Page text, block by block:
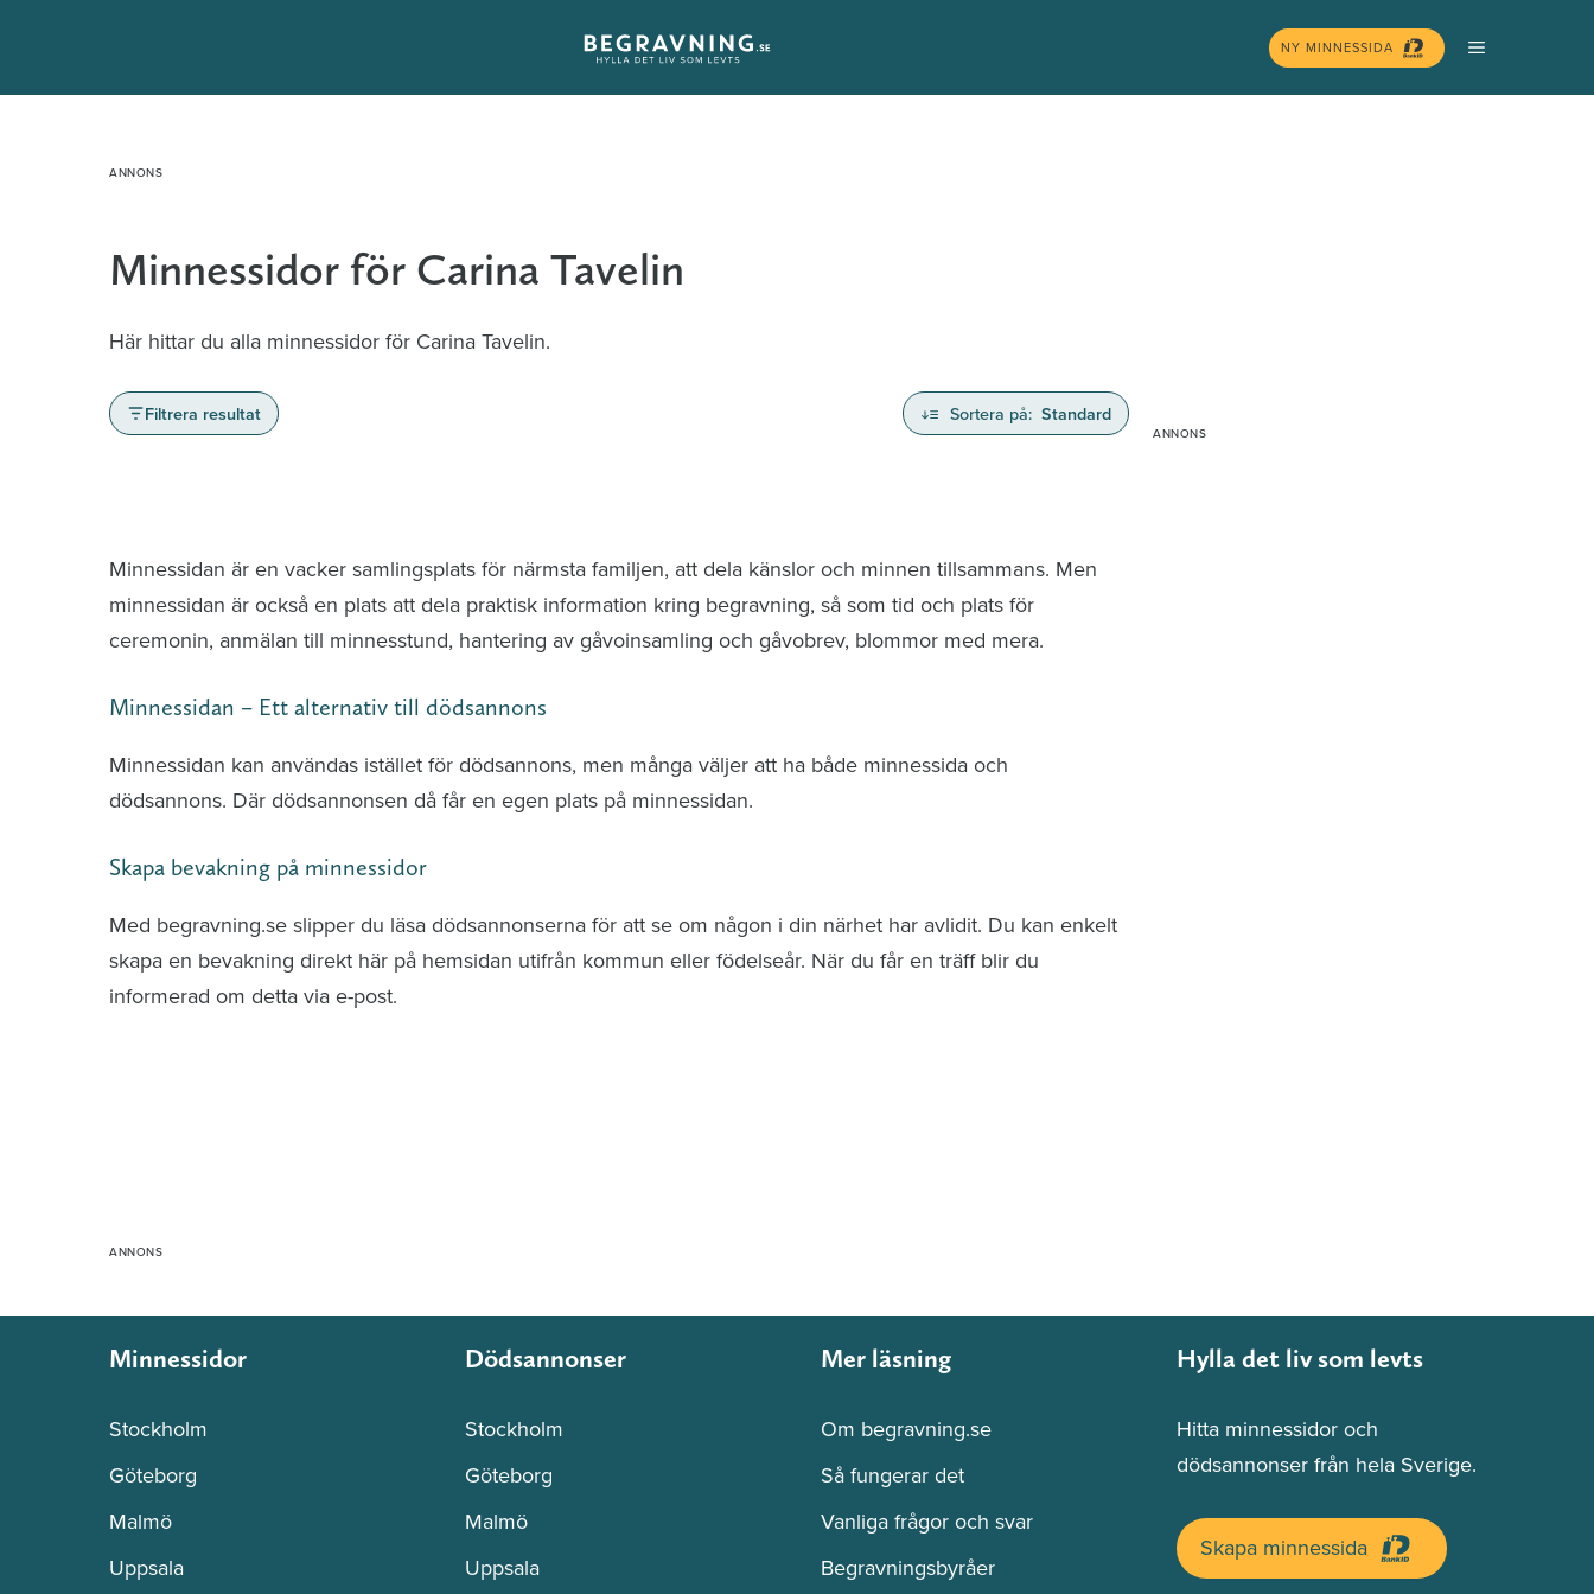
innehåll
NY MINNESSIDA MENY
Minnessidor för Carina Tavelin
Här hittar du alla minnessidor för Carina Tavelin.
Filtrera resultat Sortera på: Standard
Minnessidan är en vacker samlingsplats för närmsta familjen, att dela känslor och minnen tillsammans. Men
minnessidan är också en plats att dela praktisk information kring begravning, så som tid och plats för
ceremonin, anmälan till minnesstund, hantering av gåvoinsamling och gåvobrev, blommor med mera.
Minnessidan – Ett alternativ till dödsannons
Minnessidan kan användas istället för dödsannons, men många väljer att ha både minnessida och
dödsannons. Där dödsannonsen då får en egen plats på minnessidan.
Skapa bevakning på minnessidor
Med begravning.se slipper du läsa dödsannonserna för att se om någon i din närhet har avlidit. Du kan enkelt
skapa en bevakning direkt här på hemsidan utifrån kommun eller födelseår. När du får en träff blir du
informerad om detta via e-post.
Minnessidor
Stockholm
Göteborg
Malmö
Uppsala
Dödsannonser
Stockholm
Göteborg
Malmö
Uppsala
Mer läsning
Om begravning.se
Så fungerar det
Vanliga frågor och svar
Begravningsbyråer
Hylla det liv som levts
Hitta minnessidor och
dödsannonser från hela Sverige.
Skapa minnessida